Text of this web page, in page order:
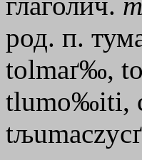
род. п.
tolmaґ‰,
tlumo‰iti,